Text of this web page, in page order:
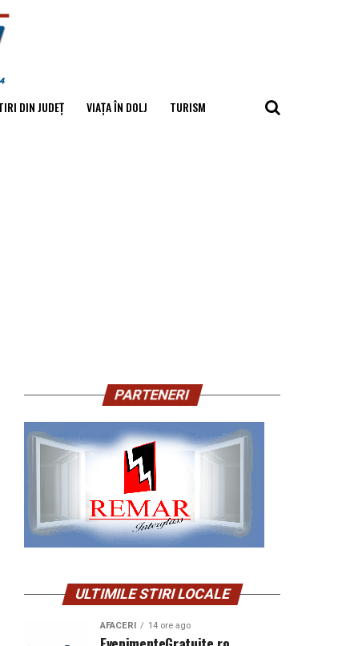
DIN JUDEȚ VIAȚA ÎN DOLJ TURISM
PARTENERI
ULTIMILE STIRI LOCALE
AFACERI 14 ore ago